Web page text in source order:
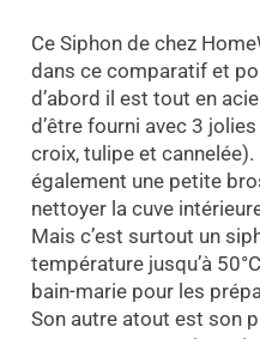
Ce Siphon de chez
dans ce comparatif et
d’abord il est tout en
d’être fourni avec 3
croix, tulipe et
également une petite
nettoyer la cuve
Mais c’est surtout un
température jusqu’à
bain-marie pour les
Son autre atout est son